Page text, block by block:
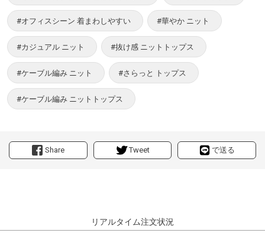
Share Tweet で送る
#オフィスシーン 着まわしやすい #華やか ニット
#カジュアル ニット #抜け感 ニットトップス
#ケーブル編み ニット #さらっと トップス
#ケーブル編み ニットトップス
リアルタイム注文状況